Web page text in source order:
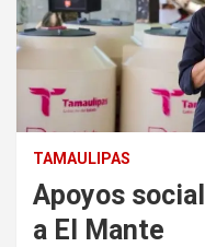
TAMAULIPAS
Apoyos
a El Mante